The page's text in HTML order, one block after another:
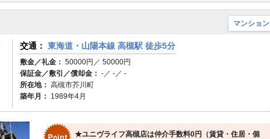
マンション
交通： 東海道・山陽本線 高槻駅 徒歩5分
敷金／礼金： 50000円／ 50000円
保証金／敷引／償却金： -／ -／ -
所在地： 高槻市芥川町
築年月： 1989年4月
★ユニヴライフ高槻店は仲介手数料0円（賃貸・住居・個